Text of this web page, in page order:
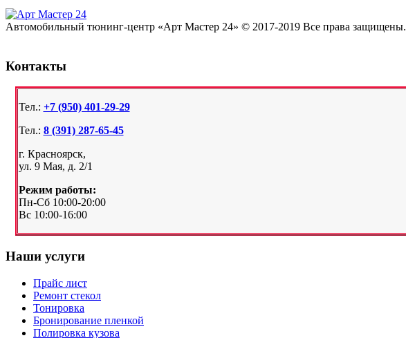
Автомобильный тюнинг-центр «Арт Мастер 24» © 2017-2019 Все права защищены.
Контакты
Тел.: +7 (950) 401-29-29
Тел.: 8 (391) 287-65-45
г. Красноярск,
ул. 9 Мая, д. 2/1
Режим работы:
Пн-Сб 10:00-20:00
Вс 10:00-16:00
Наши услуги
Прайс лист
Ремонт стекол
Тонировка
Бронирование пленкой
Полировка кузова